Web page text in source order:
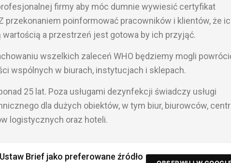
firmy aby móc dumnie wywiesić certyfikat
przekonaniem poinformować pracowników i klientów, że
a przestrzeń jest gotowa by ich przyjąć.
wszelkich zaleceń WHO będziemy mogli
wspólnych w biurach, instytucjach i sklepach.
25 lat. Poza usługami dezynfekcji świadczy usługi
dla dużych obiektów, w tym biur, biurowców,
logistycznych oraz hoteli.
Brief jako preferowane źródło